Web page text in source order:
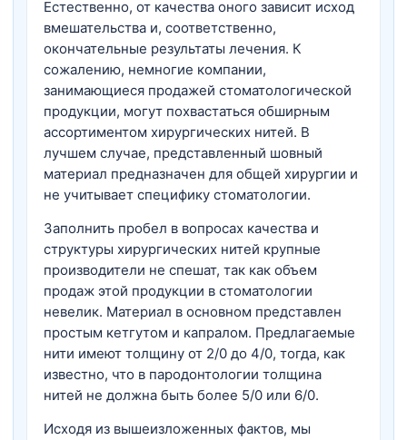
Естественно, от качества оного зависит исход
вмешательства и, соответственно,
окончательные результаты лечения. К
сожалению, немногие компании,
занимающиеся продажей стоматологической
продукции, могут похвастаться обширным
ассортиментом хирургических нитей. В
лучшем случае, представленный шовный
материал предназначен для общей хирургии и
не учитывает специфику стоматологии.
Заполнить пробел в вопросах качества и
структуры хирургических нитей крупные
производители не спешат, так как объем
продаж этой продукции в стоматологии
невелик. Материал в основном представлен
простым кетгутом и капралом. Предлагаемые
нити имеют толщину от 2/0 до 4/0, тогда, как
известно, что в пародонтологии толщина
нитей не должна быть более 5/0 или 6/0.
Исходя из вышеизложенных фактов, мы